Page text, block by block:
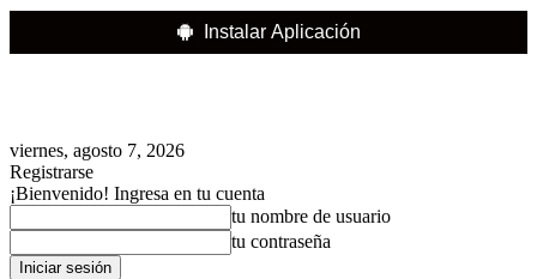
Instalar Aplicación
viernes, agosto 7, 2026
Registrarse
¡Bienvenido! Ingresa en tu cuenta
tu nombre de usuario
tu contraseña